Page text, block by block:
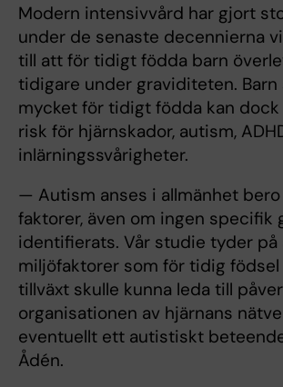
Modern intensivvård har gjort
under de senaste decennierna
till att för tidigt födda barn
tidigare under graviditeten. Barn
mycket för tidigt födda kan dock
risk för hjärnskador, autism,
inlärningssvårigheter.
— Autism anses i allmänhet
faktorer, även om ingen specifik
identifierats. Vår studie tyder på
miljöfaktorer som för tidig
tillväxt skulle kunna leda till
organisationen av hjärnans
eventuellt ett autistiskt
Ådén.